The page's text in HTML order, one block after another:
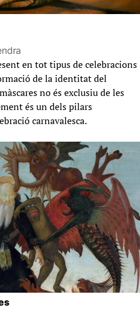
en tot tipus de celebracions
de la identitat del
no és exclusiu de les
és un dels pilars
carnavalesca.